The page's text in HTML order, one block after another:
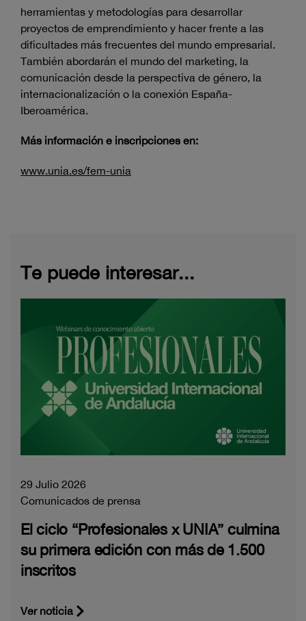
herramientas y metodologías para desarrollar
proyectos de emprendimiento y hacer frente a las
dificultades más frecuentes del mundo empresarial.
También abordarán el mundo del marketing, la
comunicación desde la perspectiva de género, la
internacionalización o la conexión España-
Iberoamérica.
Más información e inscripciones en:
www.unia.es/fem-unia
Te puede interesar...
29 Julio 2026
Comunicados de prensa
El ciclo “Profesionales x UNIA” culmina
su primera edición con más de 1.500
inscritos
Ver noticia